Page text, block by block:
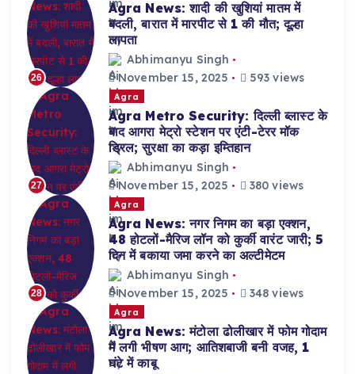
26
Agra News: शादी की खुशियां मातम में
बदली, बारात में मारपीट से 1 की मौत; दूल्हा
लापता
Abhimanyu Singh
November 15, 2025
593 views
27
Agra
Agra Metro Security: दिल्ली ब्लास्ट के
बाद आगरा मेट्रो स्टेशन पर एंटी-टेरर मॉक
ड्रिल; सुरक्षा का कड़ा इम्तिहान
Abhimanyu Singh
November 15, 2025
380 views
28
Agra
Agra News: नगर निगम का बड़ा एक्शन,
48 होटलों-मैरिज लॉन को कुर्की वारंट जारी; 5
दिन में बकाया जमा करने का अल्टीमेटम
Abhimanyu Singh
November 15, 2025
348 views
Agra
Agra News: मंटोला ढोलीखार में फोम गोदाम
में लगी भीषण आग; आतिशबाजी बनी वजह, 1
घंटे में काबू